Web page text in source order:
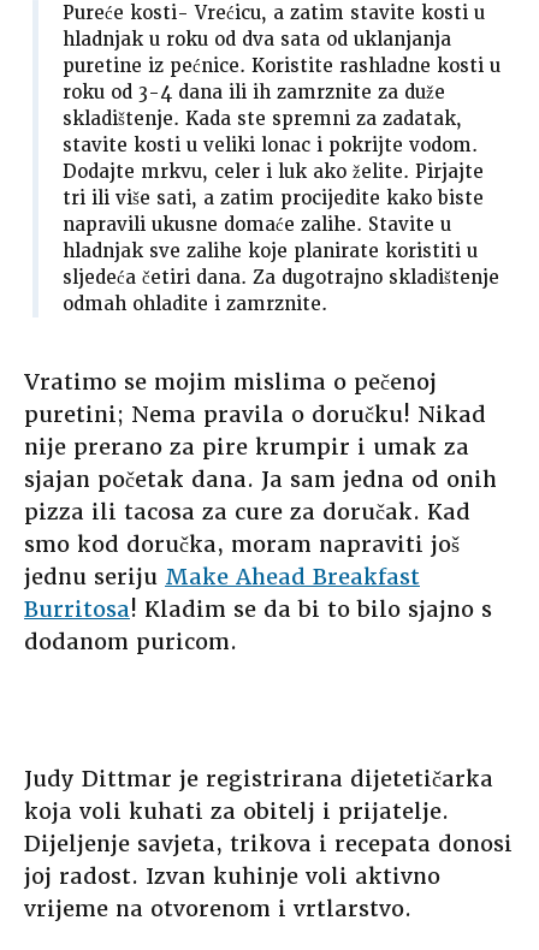
Pureće kosti- Vrećicu, a zatim stavite kosti u
hladnjak u roku od dva sata od uklanjanja
puretine iz pećnice. Koristite rashladne kosti u
roku od 3-4 dana ili ih zamrznite za duže
skladištenje. Kada ste spremni za zadatak,
stavite kosti u veliki lonac i pokrijte vodom.
Dodajte mrkvu, celer i luk ako želite. Pirjajte
tri ili više sati, a zatim procijedite kako biste
napravili ukusne domaće zalihe. Stavite u
hladnjak sve zalihe koje planirate koristiti u
sljedeća četiri dana. Za dugotrajno skladištenje
odmah ohladite i zamrznite.
Vratimo se mojim mislima o pečenoj
puretini; Nema pravila o doručku! Nikad
nije prerano za pire krumpir i umak za
sjajan početak dana. Ja sam jedna od onih
pizza ili tacosa za cure za doručak. Kad
smo kod doručka, moram napraviti još
jednu seriju Make Ahead Breakfast
Burritosa! Kladim se da bi to bilo sjajno s
dodanom puricom.
Judy Dittmar je registrirana dijetetičarka
koja voli kuhati za obitelj i prijatelje.
Dijeljenje savjeta, trikova i recepata donosi
joj radost. Izvan kuhinje voli aktivno
vrijeme na otvorenom i vrtlarstvo.